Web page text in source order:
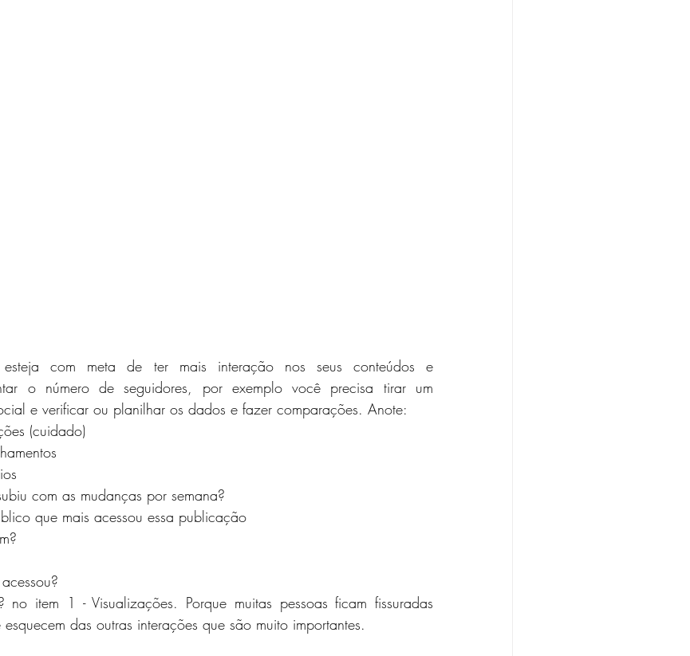
esteja com meta de ter mais interação nos seus conteúdos e
o número de seguidores, por exemplo você precisa tirar um
e verificar ou planilhar os dados e fazer comparações. Anote:
(cuidado)
com as mudanças por semana?
que mais acessou essa publicação
no item 1 - Visualizações. Porque muitas pessoas ficam fissuradas
das outras interações que são muito importantes.